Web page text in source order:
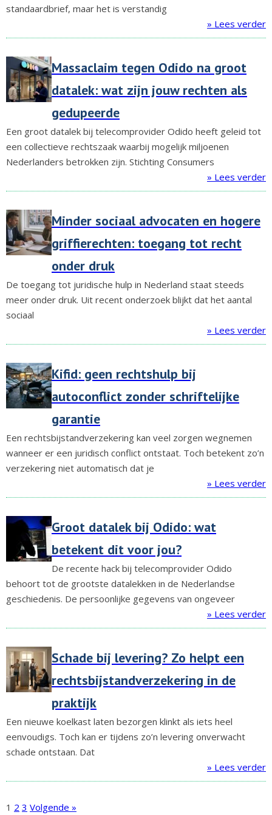
standaardbrief, maar het is verstandig
» Lees verder
Massaclaim tegen Odido na groot
datalek: wat zijn jouw rechten als
gedupeerde
Een groot datalek bij telecomprovider Odido heeft geleid tot
een collectieve rechtszaak waarbij mogelijk miljoenen
Nederlanders betrokken zijn. Stichting Consumers
» Lees verder
Minder sociaal advocaten en hogere
griffierechten: toegang tot recht
onder druk
De toegang tot juridische hulp in Nederland staat steeds
meer onder druk. Uit recent onderzoek blijkt dat het aantal
sociaal
» Lees verder
Kifid: geen rechtshulp bij
autoconflict zonder schriftelijke
garantie
Een rechtsbijstandverzekering kan veel zorgen wegnemen
wanneer er een juridisch conflict ontstaat. Toch betekent zo’n
verzekering niet automatisch dat je
» Lees verder
Groot datalek bij Odido: wat
betekent dit voor jou?
De recente hack bij telecomprovider Odido
behoort tot de grootste datalekken in de Nederlandse
geschiedenis. De persoonlijke gegevens van ongeveer
» Lees verder
Schade bij levering? Zo helpt een
rechtsbijstandverzekering in de
praktijk
Een nieuwe koelkast laten bezorgen klinkt als iets heel
eenvoudigs. Toch kan er tijdens zo’n levering onverwacht
schade ontstaan. Dat
» Lees verder
1 2 3 Volgende »